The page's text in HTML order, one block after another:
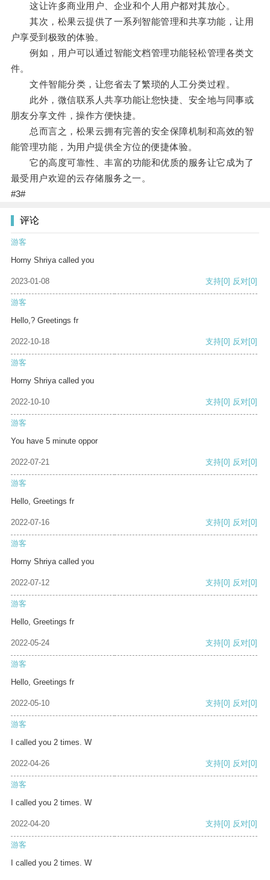
这让许多商业用户、企业和个人用户都对其放心。
其次，松果云提供了一系列智能管理和共享功能，让用
户享受到极致的体验。
例如，用户可以通过智能文档管理功能轻松管理各类文
件。
文件智能分类，让您省去了繁琐的人工分类过程。
此外，微信联系人共享功能让您快捷、安全地与同事或
朋友分享文件，操作方便快捷。
总而言之，松果云拥有完善的安全保障机制和高效的智
能管理功能，为用户提供全方位的便捷体验。
它的高度可靠性、丰富的功能和优质的服务让它成为了
最受用户欢迎的云存储服务之一。
#3#
评论
游客
Horny Shriya called you
2023-01-08 支持[0] 反对[0]
游客
Hello,? Greetings fr
2022-10-18 支持[0] 反对[0]
游客
Horny Shriya called you
2022-10-10 支持[0] 反对[0]
游客
You have 5 minute oppor
2022-07-21 支持[0] 反对[0]
游客
Hello, Greetings fr
2022-07-16 支持[0] 反对[0]
游客
Horny Shriya called you
2022-07-12 支持[0] 反对[0]
游客
Hello, Greetings fr
2022-05-24 支持[0] 反对[0]
游客
Hello, Greetings fr
2022-05-10 支持[0] 反对[0]
游客
I called you 2 times. W
2022-04-26 支持[0] 反对[0]
游客
I called you 2 times. W
2022-04-20 支持[0] 反对[0]
游客
I called you 2 times. W